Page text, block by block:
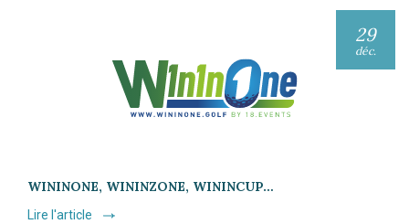
29
déc.
WININONE, WININZONE, WININCUP…
Lire l'article